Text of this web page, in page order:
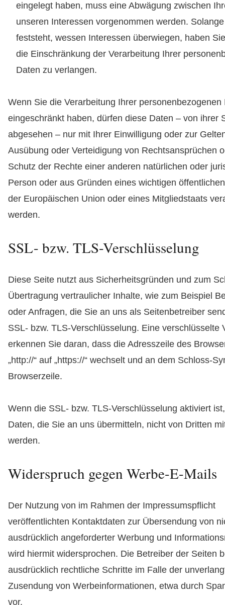
eingelegt haben, muss eine Abwägung zwischen
unseren Interessen vorgenommen werden.
feststeht, wessen Interessen überwiegen, haben
die Einschränkung der Verarbeitung Ihrer
Daten zu verlangen.
Wenn Sie die Verarbeitung Ihrer personenbezogenen
eingeschränkt haben, dürfen diese Daten – von ihrer
abgesehen – nur mit Ihrer Einwilligung oder zur
Ausübung oder Verteidigung von Rechtsansprüchen
Schutz der Rechte einer anderen natürlichen oder
Person oder aus Gründen eines wichtigen
der Europäischen Union oder eines Mitgliedstaats
werden.
SSL- bzw. TLS-Verschlüsselung
Diese Seite nutzt aus Sicherheitsgründen und zum
Übertragung vertraulicher Inhalte, wie zum Beispiel
oder Anfragen, die Sie an uns als Seitenbetreiber
SSL- bzw. TLS-Verschlüsselung. Eine verschlüsselte
erkennen Sie daran, dass die Adresszeile des
„http://“ auf „https://“ wechselt und an dem Schloss-
Browserzeile.
Wenn die SSL- bzw. TLS-Verschlüsselung aktiviert
Daten, die Sie an uns übermitteln, nicht von Dritten
werden.
Widerspruch gegen Werbe-E-Mails
Der Nutzung von im Rahmen der Impressumspflicht
veröffentlichten Kontaktdaten zur Übersendung von
ausdrücklich angeforderter Werbung und
wird hiermit widersprochen. Die Betreiber der Seiten
ausdrücklich rechtliche Schritte im Falle der
Zusendung von Werbeinformationen, etwa durch
vor.